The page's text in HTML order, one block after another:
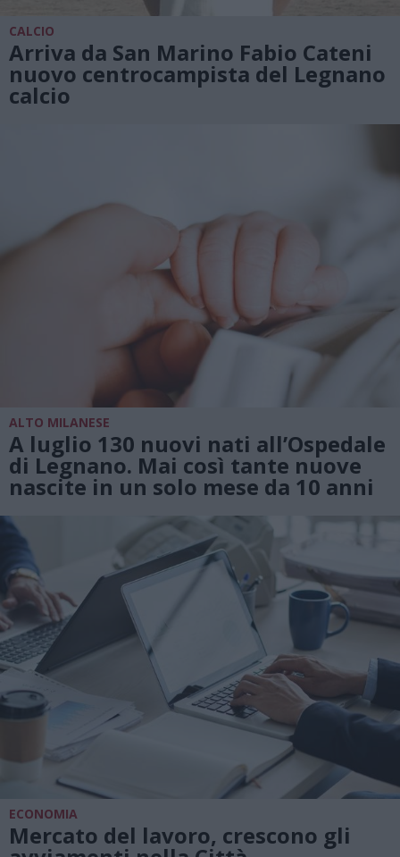
CALCIO
Arriva da San Marino Fabio Cateni
nuovo centrocampista del Legnano
calcio
ALTO MILANESE
A luglio 130 nuovi nati all’Ospedale
di Legnano. Mai così tante nuove
nascite in un solo mese da 10 anni
ECONOMIA
Mercato del lavoro, crescono gli